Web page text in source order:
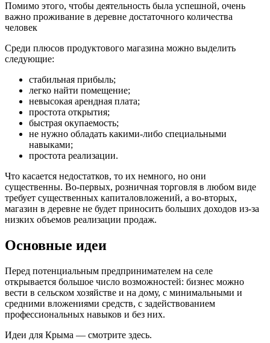
Помимо этого, чтобы деятельность была успешной, очень
важно проживание в деревне достаточного количества
человек
Среди плюсов продуктового магазина можно выделить
следующие:
стабильная прибыль;
легко найти помещение;
невысокая арендная плата;
простота открытия;
быстрая окупаемость;
не нужно обладать какими-либо специальными
навыками;
простота реализации.
Что касается недостатков, то их немного, но они
существенны. Во-первых, розничная торговля в любом виде
требует существенных капиталовложений, а во-вторых,
магазин в деревне не будет приносить больших доходов из-за
низких объемов реализации продаж.
Основные идеи
Перед потенциальным предпринимателем на селе
открывается большое число возможностей: бизнес можно
вести в сельском хозяйстве и на дому, с минимальными и
средними вложениями средств, с задействованием
профессиональных навыков и без них.
Идеи для Крыма — смотрите здесь.